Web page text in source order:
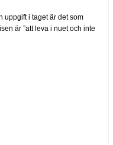
uppgift i taget är det som
är ”att leva i nuet och inte